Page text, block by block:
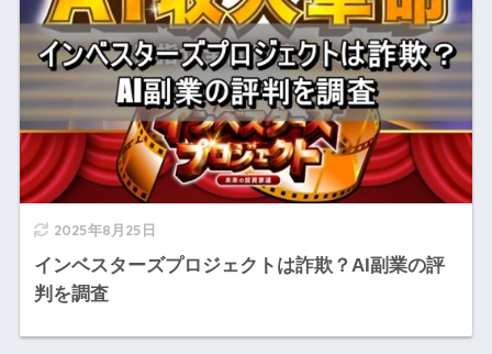
2025年8月25日
インベスターズプロジェクトは詐欺？AI副業の評
判を調査